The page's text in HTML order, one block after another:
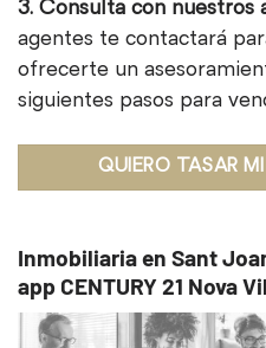
3. Consulta con nuestros
agentes te contactará
ofrecerte un
siguientes pasos para
QUIERO TASAR
Inmobiliaria en Sant
app CENTURY 21 Nova